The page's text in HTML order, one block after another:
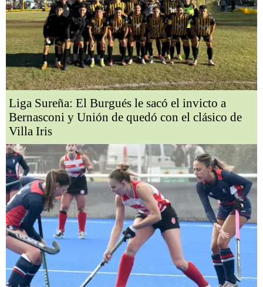
Liga Sureña: El Burgués le sacó el invicto a
Bernasconi y Unión de quedó con el clásico de
Villa Iris